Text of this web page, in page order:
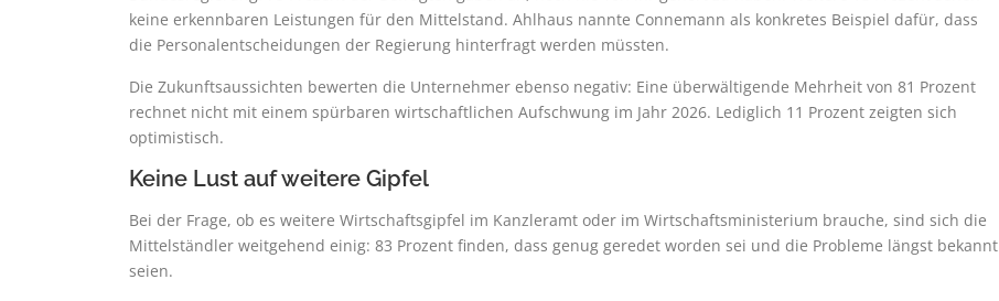
keine erkennbaren Leistungen für den Mittelstand. Ahlhaus nannte Connemann als konkretes Beispiel dafür, dass
die Personalentscheidungen der Regierung hinterfragt werden müssten.
Die Zukunftsaussichten bewerten die Unternehmer ebenso negativ: Eine überwältigende Mehrheit von 81 Prozent
rechnet nicht mit einem spürbaren wirtschaftlichen Aufschwung im Jahr 2026. Lediglich 11 Prozent zeigten sich
optimistisch.
Keine Lust auf weitere Gipfel
Bei der Frage, ob es weitere Wirtschaftsgipfel im Kanzleramt oder im Wirtschaftsministerium brauche, sind sich die
Mittelständler weitgehend einig: 83 Prozent finden, dass genug geredet worden sei und die Probleme längst bekannt
seien.